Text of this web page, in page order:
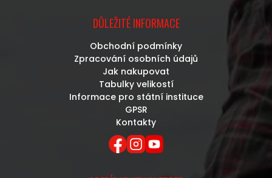
DŮLEŽITÉ INFORMACE
Obchodní podmínky
Zpracování osobních údajů
Jak nakupovat
Tabulky velikostí
Informace pro státní instituce
GPSR
Kontakty